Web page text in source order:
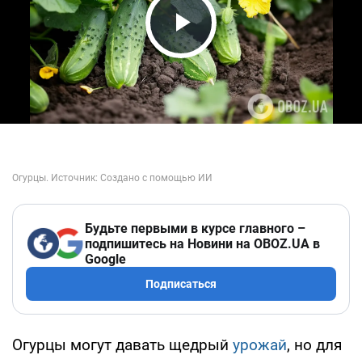
Play Video
Будьте первыми в курсе главного –
подпишитесь на Новини на OBOZ.UA в
Google
Подписаться
Огурцы могут давать щедрый урожай, но для